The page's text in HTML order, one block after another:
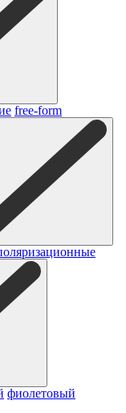
free-form
фиолетовый